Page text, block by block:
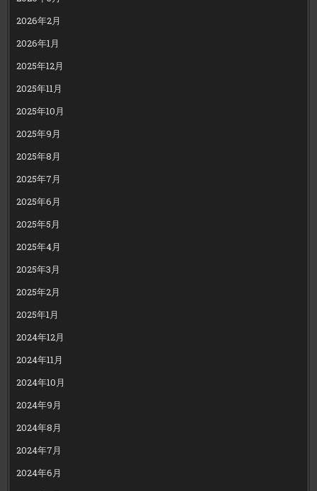
2026年2月
2026年1月
2025年12月
2025年11月
2025年10月
2025年9月
2025年8月
2025年7月
2025年6月
2025年5月
2025年4月
2025年3月
2025年2月
2025年1月
2024年12月
2024年11月
2024年10月
2024年9月
2024年8月
2024年7月
2024年6月